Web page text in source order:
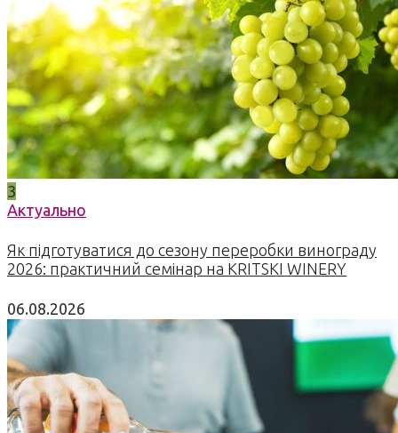
3
Актуально
Як підготуватися до сезону переробки винограду
2026: практичний семінар на KRITSKI WINERY
06.08.2026